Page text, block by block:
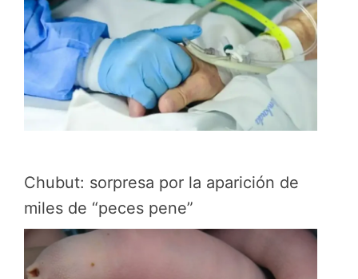
Chubut: sorpresa por la aparición de
miles de “peces pene”